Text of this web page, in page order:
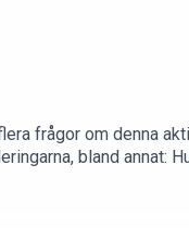
frågor om denna
bland annat:
produkt som ger
med retinol!